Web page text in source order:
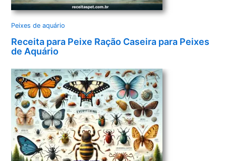
Peixes de aquário
Receita para Peixe Ração Caseira para Peixes
de Aquário